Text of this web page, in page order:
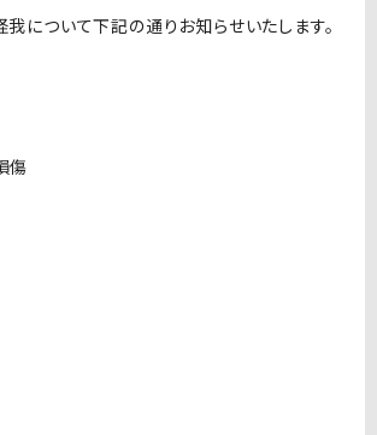
について下記の通りお知らせいたします。
傷